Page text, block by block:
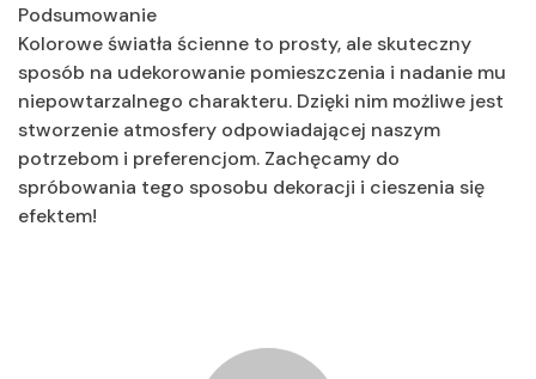
Podsumowanie
Kolorowe światła ścienne to prosty, ale skuteczny
sposób na udekorowanie pomieszczenia i nadanie mu
niepowtarzalnego charakteru. Dzięki nim możliwe jest
stworzenie atmosfery odpowiadającej naszym
potrzebom i preferencjom. Zachęcamy do
spróbowania tego sposobu dekoracji i cieszenia się
efektem!